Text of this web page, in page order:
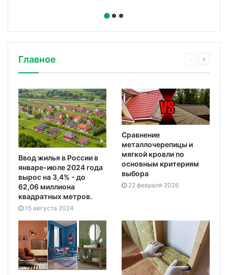
Главное
Ввод жилья в России в
январе-июле 2024 года
вырос на 3,4% - до
62,06 миллиона
квадратных метров.
15 августа 2024
Сравнение
металлочерепицы и
мягкой кровли по
основным критериям
выбора
22 февраля 2026